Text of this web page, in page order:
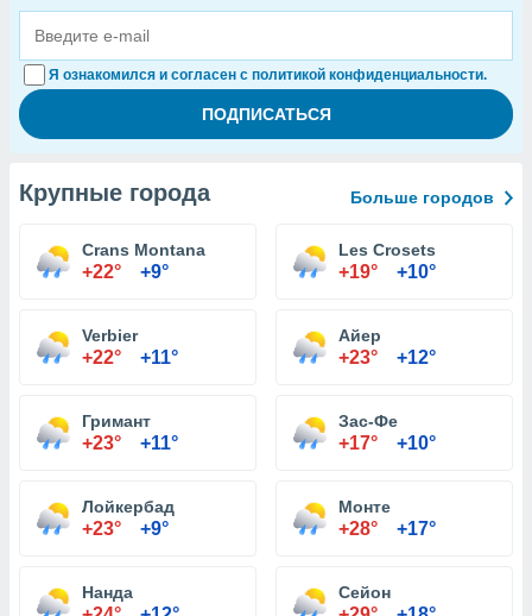
Я ознакомился и согласен с политикой конфиденциальности.
Крупные города Больше городов
Crans Montana
+22° +9°
Les Crosets
+19° +10°
Verbier
+22° +11°
Айер
+23° +12°
Гримант
+23° +11°
Зас-Фе
+17° +10°
Лойкербад
+23° +9°
Монте
+28° +17°
Нанда Сейон